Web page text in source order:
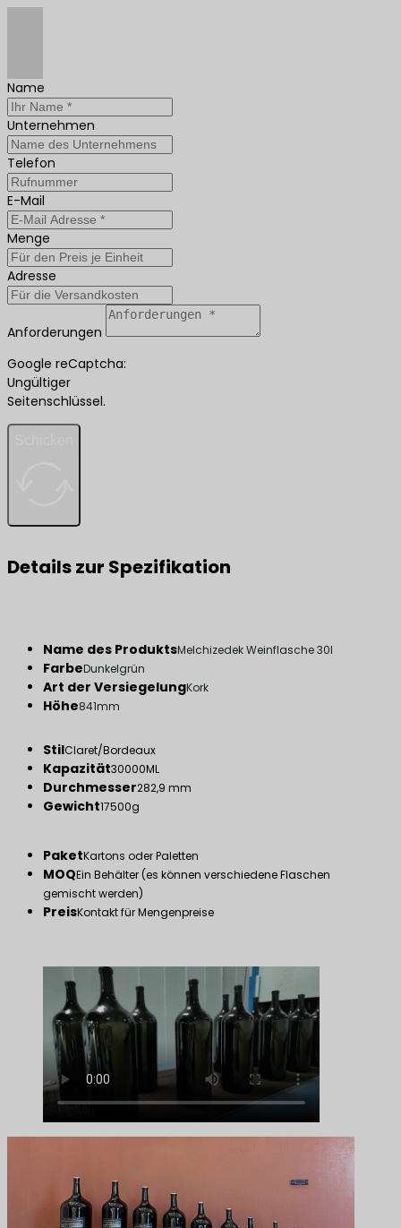
Name
Unternehmen
Telefon
E-Mail
Menge
Adresse
Anforderungen
Google reCaptcha:
Ungültiger
Seitenschlüssel.
Details zur Spezifikation
Name des ProduktsMelchizedek Weinflasche 30l
FarbeDunkelgrün
Art der VersiegelungKork
Höhe841mm
StilClaret/Bordeaux
Kapazität30000ML
Durchmesser282,9 mm
Gewicht17500g
PaketKartons oder Paletten
MOQEin Behälter (es können verschiedene Flaschen
gemischt werden)
PreisKontakt für Mengenpreise